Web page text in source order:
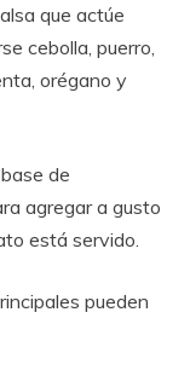
que actúe
cebolla, puerro,
orégano y
de
agregar a gusto
está servido.
pueden